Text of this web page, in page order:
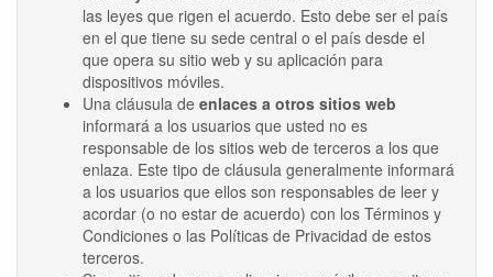
las leyes que rigen el acuerdo. Esto debe ser el país
en el que tiene su sede central o el país desde el
que opera su sitio web y su aplicación para
dispositivos móviles.
Una cláusula de enlaces a otros sitios web
informará a los usuarios que usted no es
responsable de los sitios web de terceros a los que
enlaza. Este tipo de cláusula generalmente informará
a los usuarios que ellos son responsables de leer y
acordar (o no estar de acuerdo) con los Términos y
Condiciones o las Políticas de Privacidad de estos
terceros.